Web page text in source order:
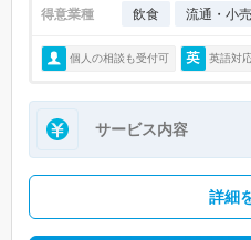
得意業種 飲食 流通・小売
個人の相談も受付可 英語対
サービス内容
詳細